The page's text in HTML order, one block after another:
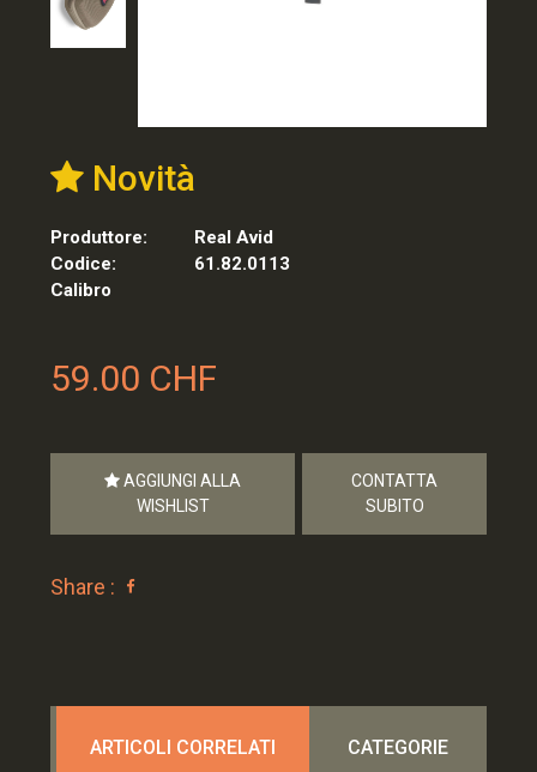
Novità
Produttore:
Real Avid
Codice:
61.82.0113
Calibro
59.00 CHF
AGGIUNGI ALLA
WISHLIST
CONTATTA
SUBITO
Share :
ARTICOLI CORRELATI CATEGORIE